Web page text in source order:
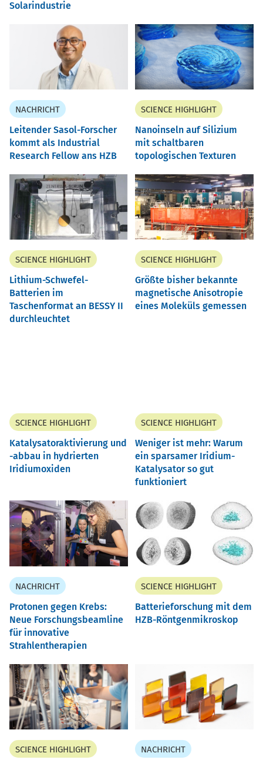
Solarindustrie
NACHRICHT
Leitender Sasol-Forscher
kommt als Industrial
Research Fellow ans HZB
SCIENCE HIGHLIGHT
Nanoinseln auf Silizium
mit schaltbaren
topologischen Texturen
SCIENCE HIGHLIGHT
Lithium-Schwefel-
Batterien im
Taschenformat an BESSY II
durchleuchtet
SCIENCE HIGHLIGHT
Größte bisher bekannte
magnetische Anisotropie
eines Moleküls gemessen
SCIENCE HIGHLIGHT
Katalysatoraktivierung und
-abbau in hydrierten
Iridiumoxiden
SCIENCE HIGHLIGHT
Weniger ist mehr: Warum
ein sparsamer Iridium-
Katalysator so gut
funktioniert
NACHRICHT
Protonen gegen Krebs:
Neue Forschungsbeamline
für innovative
Strahlentherapien
SCIENCE HIGHLIGHT
Batterieforschung mit dem
HZB-Röntgenmikroskop
SCIENCE HIGHLIGHT NACHRICHT